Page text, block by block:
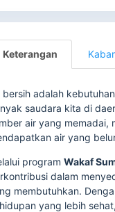
Keterangan
bersih adalah
saudara kita di
air yang memadai,
air yang
programWakaf
dalam
membutuhkan.
yang lebih